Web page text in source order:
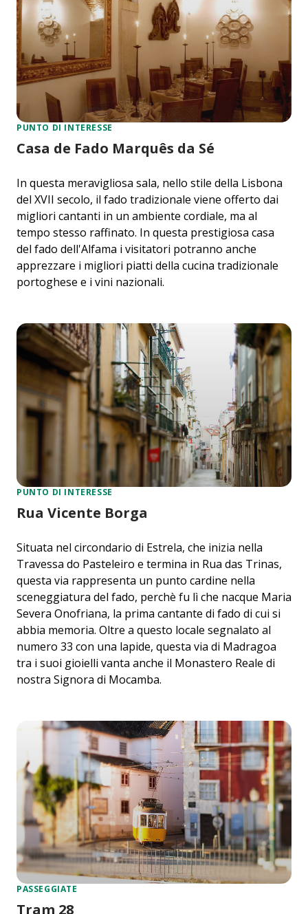
PUNTO DI INTERESSE
Casa de Fado Marquês da Sé
In questa meravigliosa sala, nello stile della Lisbona
del XVII secolo, il fado tradizionale viene offerto dai
migliori cantanti in un ambiente cordiale, ma al
tempo stesso raffinato. In questa prestigiosa casa
del fado dell'Alfama i visitatori potranno anche
apprezzare i migliori piatti della cucina tradizionale
portoghese e i vini nazionali.
PUNTO DI INTERESSE
Rua Vicente Borga
Situata nel circondario di Estrela, che inizia nella
Travessa do Pasteleiro e termina in Rua das Trinas,
questa via rappresenta un punto cardine nella
sceneggiatura del fado, perchè fu lì che nacque Maria
Severa Onofriana, la prima cantante di fado di cui si
abbia memoria. Oltre a questo locale segnalato al
numero 33 con una lapide, questa via di Madragoa
tra i suoi gioielli vanta anche il Monastero Reale di
nostra Signora di Mocamba.
PASSEGGIATE
Tram 28